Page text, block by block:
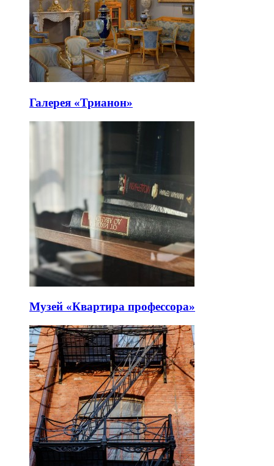
Галерея «Трианон»
Музей «Квартира профессора»